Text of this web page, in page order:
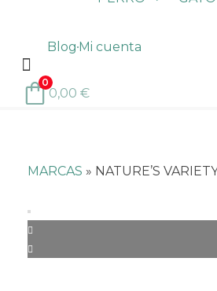
BlogMi cuenta
0
0,00 €
MARCAS » NATURE’S